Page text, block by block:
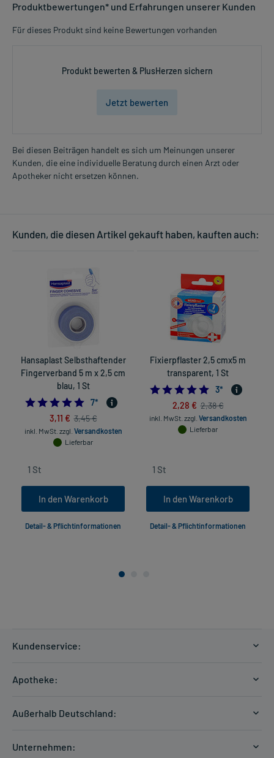
Produktbewertungen* und Erfahrungen unserer Kunden
Für dieses Produkt sind keine Bewertungen vorhanden
Produkt bewerten & PlusHerzen sichern
Jetzt bewerten
Bei diesen Beiträgen handelt es sich um Meinungen unserer
Kunden, die eine individuelle Beratung durch einen Arzt oder
Apotheker nicht ersetzen können.
Kunden, die diesen Artikel gekauft haben, kauften auch:
Hansaplast Selbsthaftender
Fingerverband 5 m x 2,5 cm
blau, 1 St
4.714285714285714
7*
3,11 € 3,45 €
inkl. MwSt. zzgl. Versandkosten
Lieferbar
In den Warenkorb
Detail- & Pflichtinformationen
Fixierpflaster 2,5 cmx5 m
transparent, 1 St
5.0
3*
2,28 € 2,38 €
inkl. MwSt. zzgl. Versandkosten
Lieferbar
In den Warenkorb
Detail- & Pflichtinformationen
Kundenservice:
Hilfe
Apotheke:
Außerhalb Deutschland:
Unternehmen: